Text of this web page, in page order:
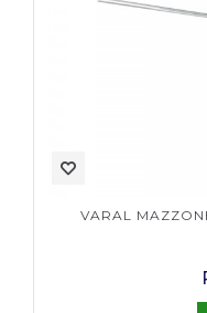
VARAL